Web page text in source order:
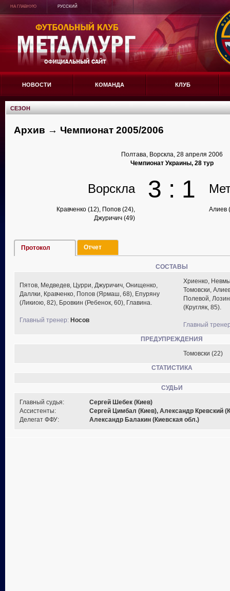
НА ГЛАВНУЮ РУССКИЙ
НОВОСТИ КОМАНДА КЛУБ
СЕЗОН
Архив → Чемпионат 2005/2006
Полтава, Ворскла, 28 апреля 2006
Чемпионат Украины, 28 тур
Ворскла 3 : 1
Кравченко (12), Попов (24),
Джуричич (49)
Алиев
Протокол Отчет
СОСТАВЫ
Пятов, Медведев, Цурри, Джуричич, Онищенко,
Даллки, Кравченко, Попов (Ярмаш, 68), Епуряну
(Ликиою, 82), Бровкин (Ребенок, 60), Главина.
Главный тренер: Носов
Хриенко,
Томовски,
Полевой,
(Кругляк, 85).
Главный
ПРЕДУПРЕЖДЕНИЯ
Томовски (22)
СТАТИСТИКА
СУДЬИ
Главный судья:
Ассистенты:
Делегат ФФУ:
Сергей Шебек (Киев)
Сергей Цимбал (Киев), Александр Кревский
Александр Балакин (Киевская обл.)